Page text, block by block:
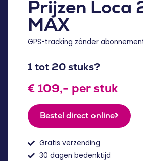
Prijzen Loca
MAX
GPS-tracking zónder
1 tot 20 stuks?
€ 109,- per stuk
Bestel direct online
Gratis verzending
30 dagen bedenktijd